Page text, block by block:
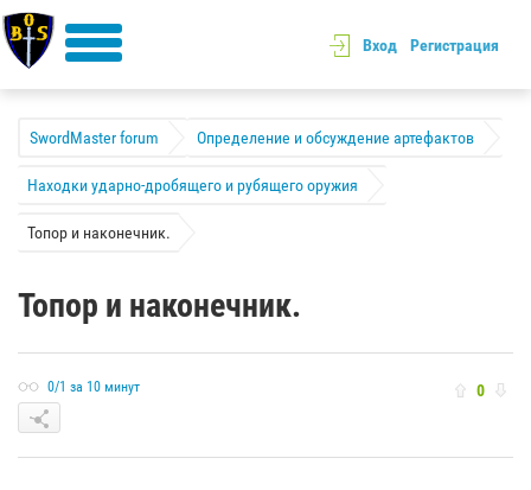
Вход Регистрация
SwordMaster forum Определение и обсуждение артефактов
Находки ударно-дробящего и рубящего оружия
Топор и наконечник.
Топор и наконечник.
0/1 за 10 минут 0